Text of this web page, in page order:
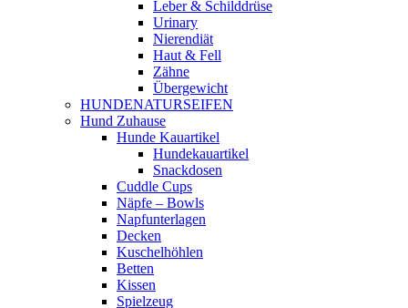
Leber & Schilddrüse
Urinary
Nierendiät
Haut & Fell
Zähne
Übergewicht
HUNDENATURSEIFEN
Hund Zuhause
Hunde Kauartikel
Hundekauartikel
Snackdosen
Cuddle Cups
Näpfe – Bowls
Napfunterlagen
Decken
Kuschelhöhlen
Betten
Kissen
Spielzeug